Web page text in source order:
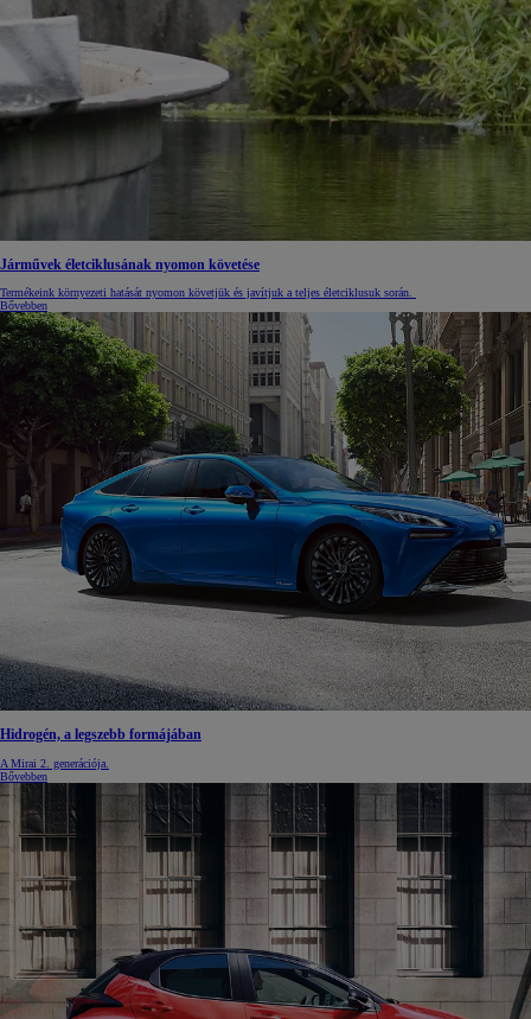
Járművek életciklusának nyomon követése
Termékeink környezeti hatását nyomon követjük és javítjuk a teljes életciklusuk során.
Bővebben
Hidrogén, a legszebb formájában
A Mirai 2. generációja.
Bővebben